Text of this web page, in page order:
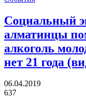
Социальный
алматинцы
алкоголь
нет 21 года
06.04.2019
637